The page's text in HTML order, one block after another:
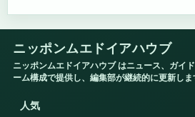
ニッポンムエドイアハウブ
ニッポンムエドイアハウブ はニュース、ガイ
ーム構成で提供し、編集部が継続的に更新しま
人気